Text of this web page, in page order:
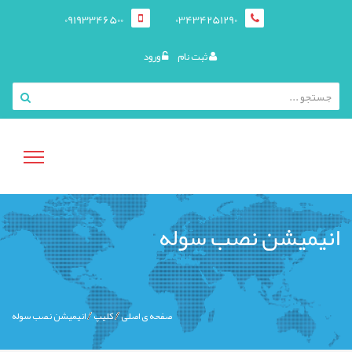
03434251290
09193346500
ثبت نام ورود
منوی
کاربری
انیمیشن نصب سوله
صفحه ی اصلی کليپ انیمیشن نصب سوله